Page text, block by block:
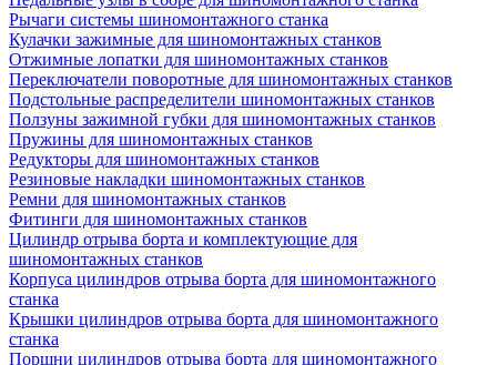
Рычаги системы шиномонтажного станка
Кулачки зажимные для шиномонтажных станков
Отжимные лопатки для шиномонтажных станков
Переключатели поворотные для шиномонтажных станков
Подстольные распределители шиномонтажных станков
Ползуны зажимной губки для шиномонтажных станков
Пружины для шиномонтажных станков
Редукторы для шиномонтажных станков
Резиновые накладки шиномонтажных станков
Ремни для шиномонтажных станков
Фитинги для шиномонтажных станков
Цилиндр отрыва борта и комплектующие для
шиномонтажных станков
Корпуса цилиндров отрыва борта для шиномонтажного
станка
Крышки цилиндров отрыва борта для шиномонтажного
станка
Поршни цилиндров отрыва борта для шиномонтажного